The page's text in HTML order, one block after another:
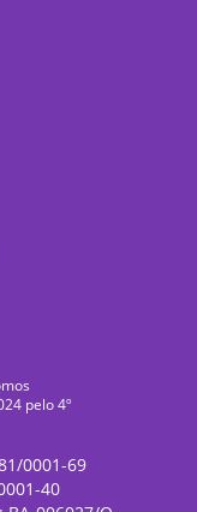
pelo 4º
0001-69
40